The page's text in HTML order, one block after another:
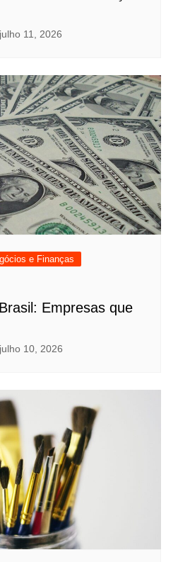
julho 11, 2026
e Finanças
Empresas que
julho 10, 2026